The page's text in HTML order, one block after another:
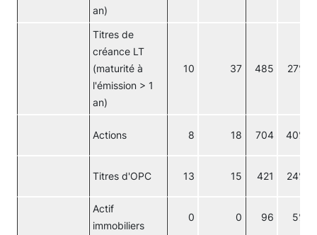
an)
Titres de
créance LT
(maturité à
l'émission > 1
an)
10 37 485 27%
Actions 8 18 704 40%
Titres d'OPC 13 15 421 24%
Actif
immobiliers
0 0 96 5%